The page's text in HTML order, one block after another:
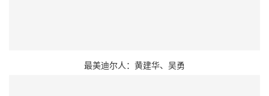
最美迪尔人：黄建华、吴勇